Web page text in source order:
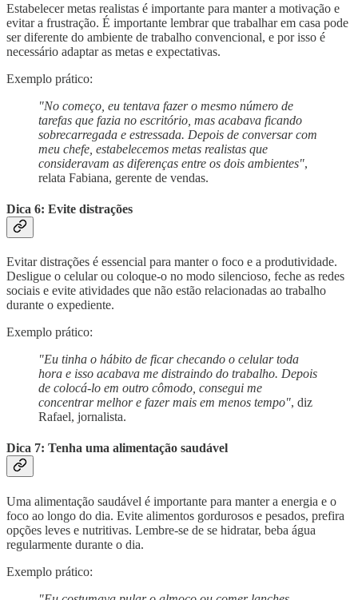
Estabelecer metas realistas é importante para manter a motivação e
evitar a frustração. É importante lembrar que trabalhar em casa pode
ser diferente do ambiente de trabalho convencional, e por isso é
necessário adaptar as metas e expectativas.
Exemplo prático:
"No começo, eu tentava fazer o mesmo número de
tarefas que fazia no escritório, mas acabava ficando
sobrecarregada e estressada. Depois de conversar com
meu chefe, estabelecemos metas realistas que
consideravam as diferenças entre os dois ambientes",
relata Fabiana, gerente de vendas.
Dica 6: Evite distrações
Evitar distrações é essencial para manter o foco e a produtividade.
Desligue o celular ou coloque-o no modo silencioso, feche as redes
sociais e evite atividades que não estão relacionadas ao trabalho
durante o expediente.
Exemplo prático:
"Eu tinha o hábito de ficar checando o celular toda
hora e isso acabava me distraindo do trabalho. Depois
de colocá-lo em outro cômodo, consegui me
concentrar melhor e fazer mais em menos tempo", diz
Rafael, jornalista.
Dica 7: Tenha uma alimentação saudável
Uma alimentação saudável é importante para manter a energia e o
foco ao longo do dia. Evite alimentos gordurosos e pesados, prefira
opções leves e nutritivas. Lembre-se de se hidratar, beba água
regularmente durante o dia.
Exemplo prático: